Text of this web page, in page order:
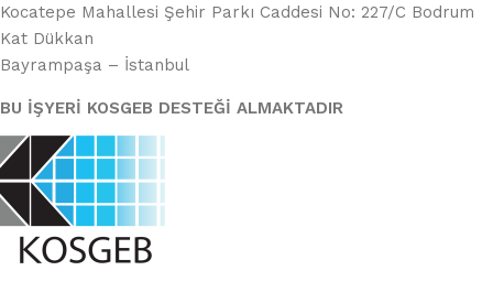
Kocatepe Mahallesi Şehir Parkı Caddesi No: 227/C Bodrum
Kat Dükkan
Bayrampaşa – İstanbul
BU İŞYERİ KOSGEB DESTEĞİ ALMAKTADIR